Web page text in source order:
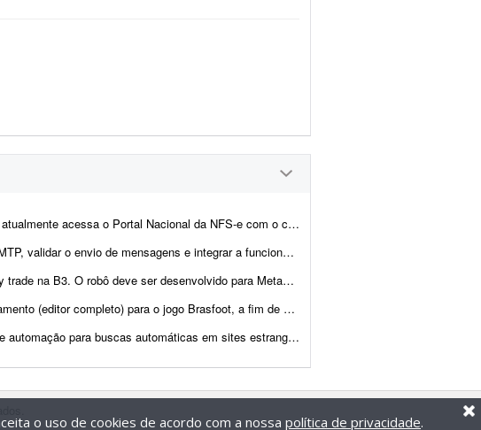
da NFS-e com o certificado digital de cada empresa, confere se as notas emitidas no mês batem com...
e integrar a funcionalidade com a instância atual. Entregar documentação ...
para MetaTrader 5. Por favor, apresente exemplos de bots já desenvolvidos, bem ...
Brasfoot, a fim de permitir edição simples e prática das principais características dos jogadores e...
automáticas em sites estrangeiros. Preferência por implementação em Pyth...
o uso de cookies de acordo com a nossa política de privacidade.